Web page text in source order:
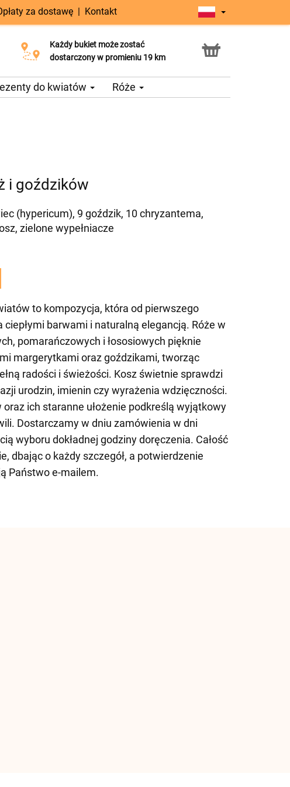
za dostawę | Kontakt
Każdy bukiet może zostać
dostarczony w promieniu 19 km
Usługa Click & Collect
do kwiatów Róże
i goździków
(hypericum), 9 goździk, 10 chryzantema,
zielone wypełniacze
to kompozycja, która od pierwszego
ciepłymi barwami i naturalną elegancją. Róże w
pomarańczowych i łososiowych pięknie
margerytkami oraz goździkami, tworząc
radości i świeżości. Kosz świetnie sprawdzi
urodzin, imienin czy wyrażenia wdzięczności.
ich staranne ułożenie podkreślą wyjątkowy
Dostarczamy w dniu zamówienia w dni
wyboru dokładnej godziny doręczenia. Całość
dbając o każdy szczegół, a potwierdzenie
Państwo e-mailem.